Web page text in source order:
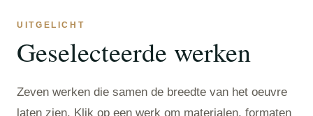
UITGELICHT
Geselecteerde werken
Zeven werken die samen de breedte van het oeuvre
laten zien. Klik op een werk om materialen, formaten